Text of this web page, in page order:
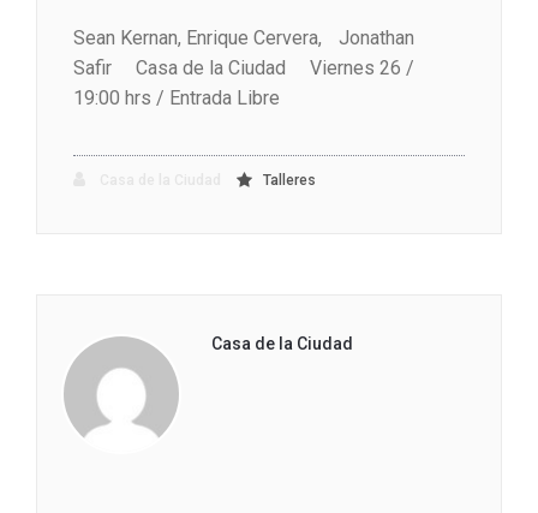
Sean Kernan, Enrique Cervera, Jonathan
Safir Casa de la Ciudad Viernes 26 /
19:00 hrs / Entrada Libre
Talleres
Casa de la Ciudad